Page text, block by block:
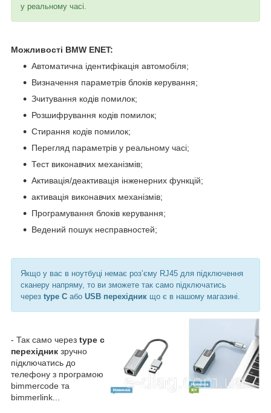
у реальному часі.
Можливості BMW ENET:
Автоматична ідентифікація автомобіля;
Визначення параметрів блоків керування;
Зчитування кодів помилок;
Розшифрування кодів помилок;
Стирання кодів помилок;
Перегляд параметрів у реальному часі;
Тест виконавчих механізмів;
Активація/деактивація інженерних функцій;
активація виконавчих механізмів;
Програмування блоків керування;
Ведений пошук несправностей;
Якщо у вас в ноутбуці немає розʼєму RJ45 для підключення
сканеру напряму, то ви зможете так само підключатись
через type С або USB перехідник що є в нашому магазині.
- Так само через type с
перехідник зручно
підключатись до
телефону з програмою
bimmercode та
bimmerlink...